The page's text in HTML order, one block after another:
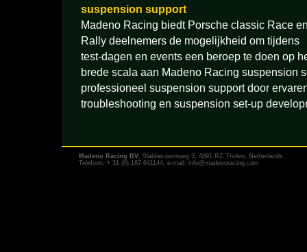
suspension support
Madeno Racing biedt Porsche classic Race
Rally deelnemers de mogelijkheid om tijdens
test-dagen en events een beroep te doen op
brede scala aan Madeno Racing suspension
professioneel suspension support door
troubleshooting en suspension set-up
Madeno Racing BV, Slabbecoornweg 3, 4691 RZ Tholen, Netherlands.
Telefoon: + 31 (0) 187 641144, e-mail: info@madenoracing.com